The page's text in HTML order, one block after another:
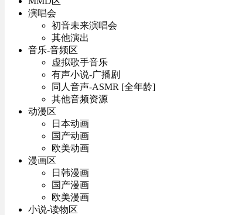
演唱会
初音未来演唱会
其他演出
音乐-音频区
虚拟歌手音乐
有声小说-广播剧
同人音声-ASMR [全年龄]
其他音频资源
动漫区
日本动画
国产动画
欧美动画
漫画区
日韩漫画
国产漫画
欧美漫画
小说-读物区